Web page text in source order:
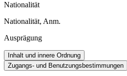
Nationalität
Nationalität, Anm.
Ausprägung
Inhalt und innere Ordnung
Zugangs- und Benutzungsbestimmungen